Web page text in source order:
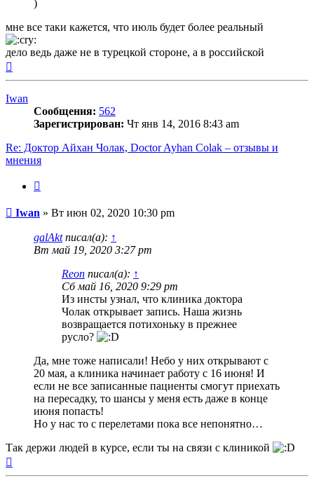
)
мне все таки кажется, что июль будет более реальный
дело ведь даже не в турецкой стороне, а в российской
Iwan
Сообщения: 562
Зарегистрирован: Чт янв 14, 2016 8:43 am
Re: Доктор Айхан Чолак, Doctor Ayhan Colak – отзывы и
мнения
Сообщение
Iwan » Вт июн 02, 2020 10:30 pm
galAktписал(а): ↑
Вт май 19, 2020 3:27 pm
Reon писал(а): ↑
Сб май 16, 2020 9:29 pm
Из инсты узнал, что клиника доктора
Чолак открывает запись. Наша жизнь
возвращается потихоньку в прежнее
русло?
Да, мне тоже написали! Небо у них открывают с
20 мая, а клиника начинает работу с 16 июня! И
если не все записанные пациенты смогут приехать
на пересадку, то шансы у меня есть даже в конце
июня попасть!
Но у нас то с перелетами пока все непонятно…
Так держи людей в курсе, если ты на связи с клиникой